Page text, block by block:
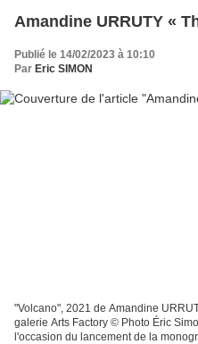
Amandine URRUTY «
Publié le 14/02/2023 à 10:10
Par Eric SIMON
"Volcano", 2021 de Amandine
galerie Arts Factory © Photo Éric
l'occasion du lancement de la